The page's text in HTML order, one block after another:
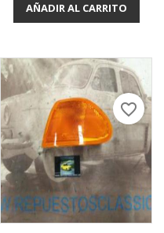
AÑADIR AL CARRITO
favorite_border